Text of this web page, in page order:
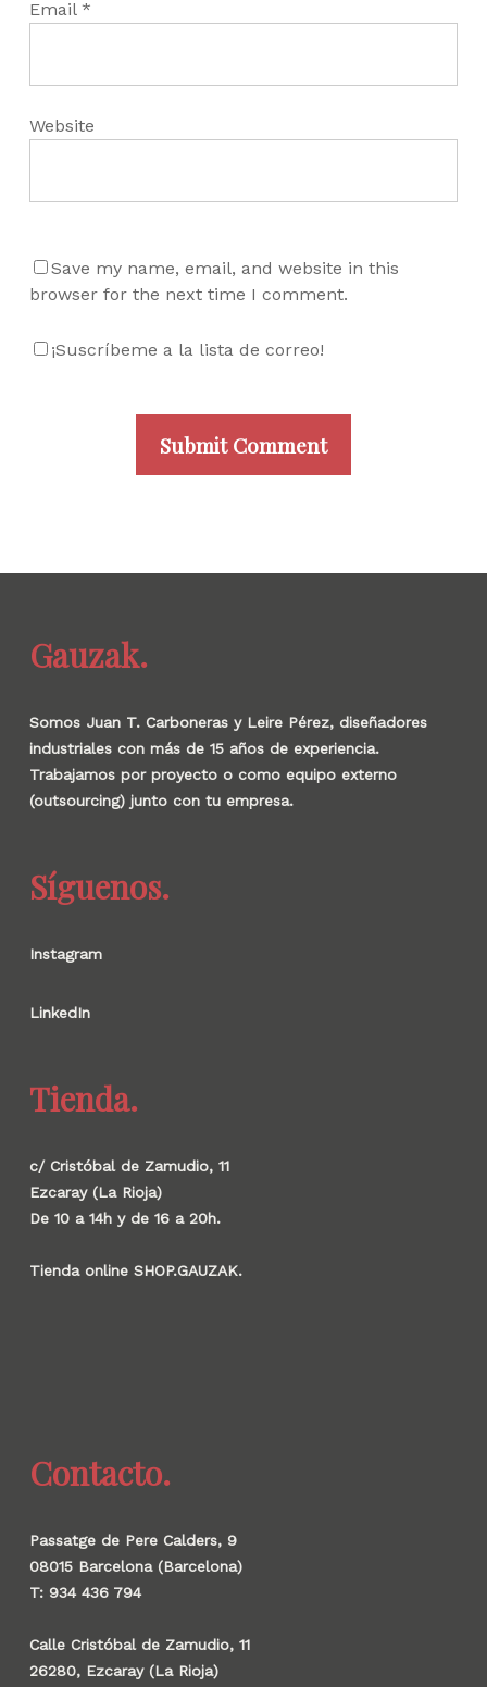
Email *
Website
Save my name, email, and website in this
browser for the next time I comment.
¡Suscríbeme a la lista de correo!
Gauzak.
Somos Juan T. Carboneras y Leire Pérez, diseñadores
industriales con más de 15 años de experiencia.
Trabajamos por proyecto o como equipo externo
(outsourcing) junto con tu empresa.
Síguenos.
Instagram
LinkedIn
Tienda.
c/ Cristóbal de Zamudio, 11
Ezcaray (La Rioja)
De 10 a 14h y de 16 a 20h.
Tienda online SHOP.GAUZAK.
Contacto.
Passatge de Pere Calders, 9
08015 Barcelona (Barcelona)
T: 934 436 794
Calle Cristóbal de Zamudio, 11
26280, Ezcaray (La Rioja)